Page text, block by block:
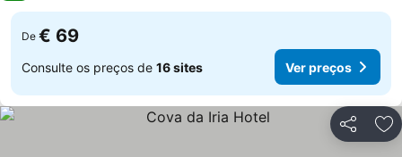
De € 69
Consulte os preços de 16 sites Ver preços
Partilhar